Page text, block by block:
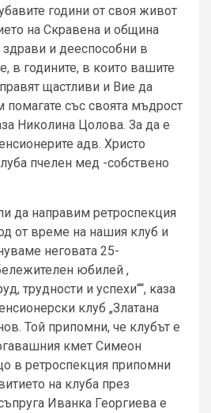
години от своя живот
на Скравена и община
и дееспособни в
в годините, в които вашите
щастливи и Вие да
със своята мъдрост
Николина Цолова. За да е
адв. Христо
пчелен мед -собствено
да направим ретроспекция
от време на нашия клуб и
неговата 25-
юбилей ,
трудности и успехи““, каза
клуб „Златана
Той припомни, че клубът е
кмет Симеон
в ретроспекция припомни
на клуба през
Иванка Георгиева е